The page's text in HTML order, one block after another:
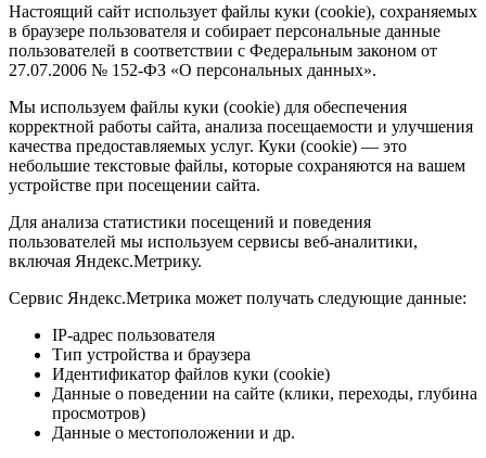
Настоящий сайт использует файлы куки (cookie), сохраняемых
в браузере пользователя и собирает персональные данные
пользователей в соответствии с Федеральным законом от
27.07.2006 № 152-ФЗ «О персональных данных».
Мы используем файлы куки (cookie) для обеспечения
корректной работы сайта, анализа посещаемости и улучшения
качества предоставляемых услуг. Куки (cookie) — это
небольшие текстовые файлы, которые сохраняются на вашем
устройстве при посещении сайта.
Для анализа статистики посещений и поведения
пользователей мы используем сервисы веб-аналитики,
включая Яндекс.Метрику.
Сервис Яндекс.Метрика может получать следующие данные:
IP-адрес пользователя
Тип устройства и браузера
Идентификатор файлов куки (cookie)
Данные о поведении на сайте (клики, переходы, глубина
просмотров)
Данные о местоположении и др.